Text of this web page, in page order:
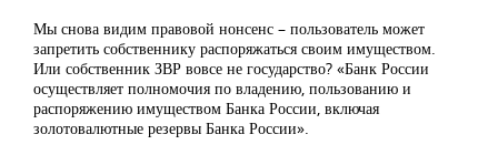
Мы снова видим правовой нонсенс – пользователь может
запретить собственнику распоряжаться своим имуществом.
Или собственник ЗВР вовсе не государство? «Банк России
осуществляет полномочия по владению, пользованию и
распоряжению имуществом Банка России, включая
золотовалютные резервы Банка России».